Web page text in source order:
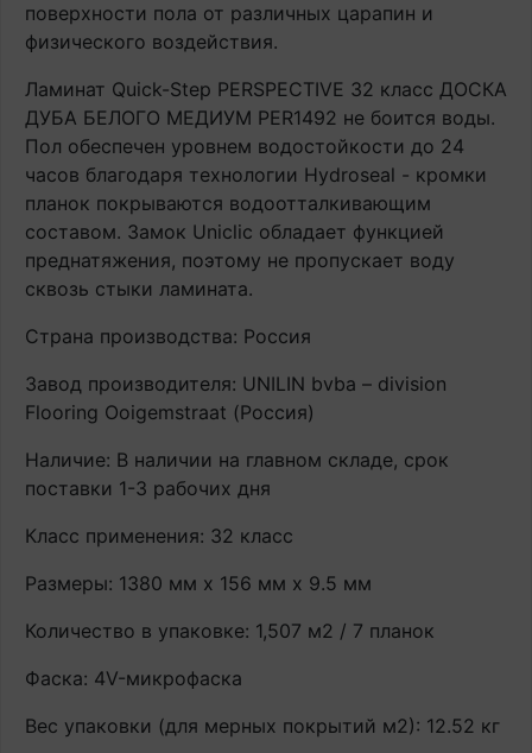
поверхности пола от различных царапин и
физического воздействия.
Ламинат Quick-Step PERSPECTIVE 32 класс ДОСКА
ДУБА БЕЛОГО МЕДИУМ PER1492 не боится воды.
Пол обеспечен уровнем водостойкости до 24
часов благодаря технологии Hydroseal - кромки
планок покрываются водоотталкивающим
составом. Замок Uniclic обладает функцией
преднатяжения, поэтому не пропускает воду
сквозь стыки ламината.
Страна производства: Россия
Завод производителя: UNILIN bvba – division
Flooring Ooigemstraat (Россия)
Наличие: В наличии на главном складе, срок
поставки 1-3 рабочих дня
Класс применения: 32 класс
Размеры: 1380 мм х 156 мм х 9.5 мм
Количество в упаковке: 1,507 м2 / 7 планок
Фаска: 4V-микрофаска
Вес упаковки (для мерных покрытий м2): 12.52 кг